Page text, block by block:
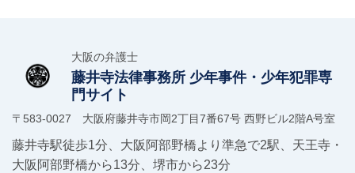
大阪の弁護士
藤井寺法律事務所 少年事件・少年犯罪専
門サイト
〒583-0027 大阪府藤井寺市岡2丁目7番67号 西野ビル2階A号室
藤井寺駅徒歩1分、大阪阿部野橋より準急で2駅、天王寺・
大阪阿部野橋から13分、堺市から23分